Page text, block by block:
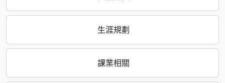
生涯規劃
課業相關